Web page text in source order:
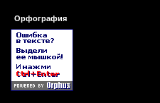
Орфография